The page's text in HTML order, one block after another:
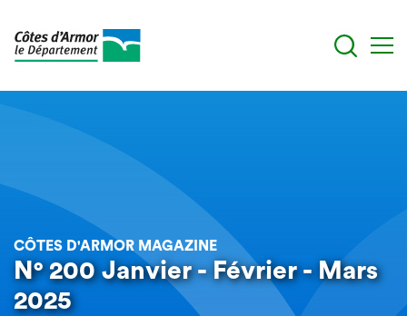
CÔTES D'ARMOR MAGAZINE
N° 200 Janvier - Février - Mars
2025